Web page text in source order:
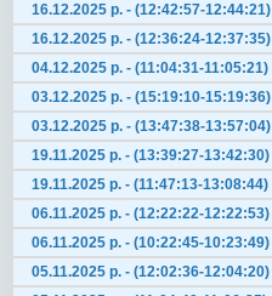
16.12.2025 р. - (12:42:57-12:44:21)
16.12.2025 р. - (12:36:24-12:37:35)
04.12.2025 р. - (11:04:31-11:05:21)
03.12.2025 р. - (15:19:10-15:19:36)
03.12.2025 р. - (13:47:38-13:57:04)
19.11.2025 р. - (13:39:27-13:42:30)
19.11.2025 р. - (11:47:13-13:08:44)
06.11.2025 р. - (12:22:22-12:22:53)
06.11.2025 р. - (10:22:45-10:23:49)
05.11.2025 р. - (12:02:36-12:04:20)